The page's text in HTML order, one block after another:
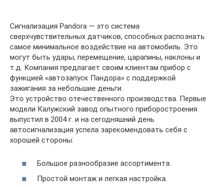
Сигнализация Pandora — это система
сверхчувствительных датчиков, способных распознать
самое минимальное воздействие на автомобиль. Это
могут быть удары, перемещение, царапины, наклоны и
т.д. Компания предлагает своим клиентам прибор с
функцией «автозапуск Пандора» с поддержкой
зажигания за небольшие деньги.
Это устройство отечественного производства. Первые
модели Калужский завод опытного приборостроения
выпустил в 2004 г. и на сегодняшний день
автосигнализация успела зарекомендовать себя с
хорошей стороны:
Большое разнообразие ассортимента.
Простой монтаж и легкая настройка.